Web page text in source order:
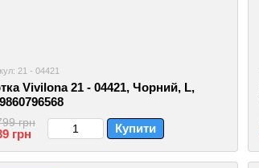
21 - 04421
Vivilona 21 - 04421, Чорний, L,
грн
грн Купити